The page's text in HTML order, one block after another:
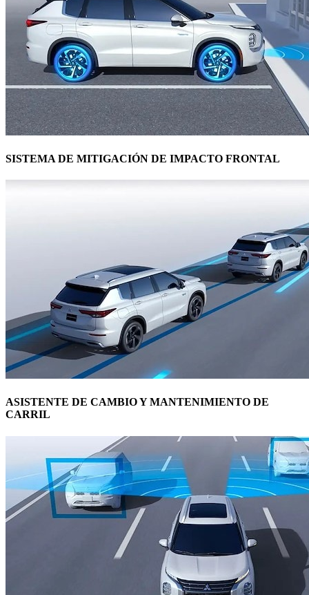
SISTEMA DE MITIGACIÓN DE IMPACTO FRONTAL
ASISTENTE DE CAMBIO Y MANTENIMIENTO DE
CARRIL